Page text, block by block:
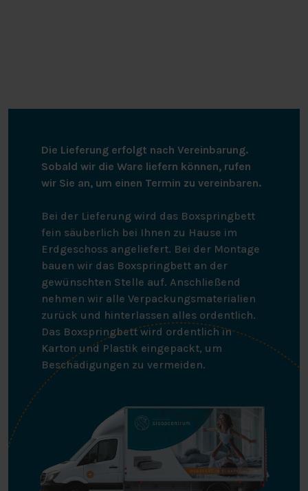
Die Lieferung erfolgt nach Vereinbarung.
Sobald wir die Ware liefern können, rufen
wir Sie an, um einen Termin zu vereinbaren.
Bei der Lieferung wird das Boxspringbett
fein säuberlich bei Ihnen zu Hause im
Erdgeschoss angeliefert. Bei der Montage
bauen wir das Boxspringbett an der
gewünschten Stelle auf. Anschließend
nehmen wir alle Verpackungsmaterialien
zurück und hinterlassen alles ordentlich.
Das Boxspringbett wird ordentlich in
Karton und Plastik eingepackt, um
Beschädigungen zu vermeiden.